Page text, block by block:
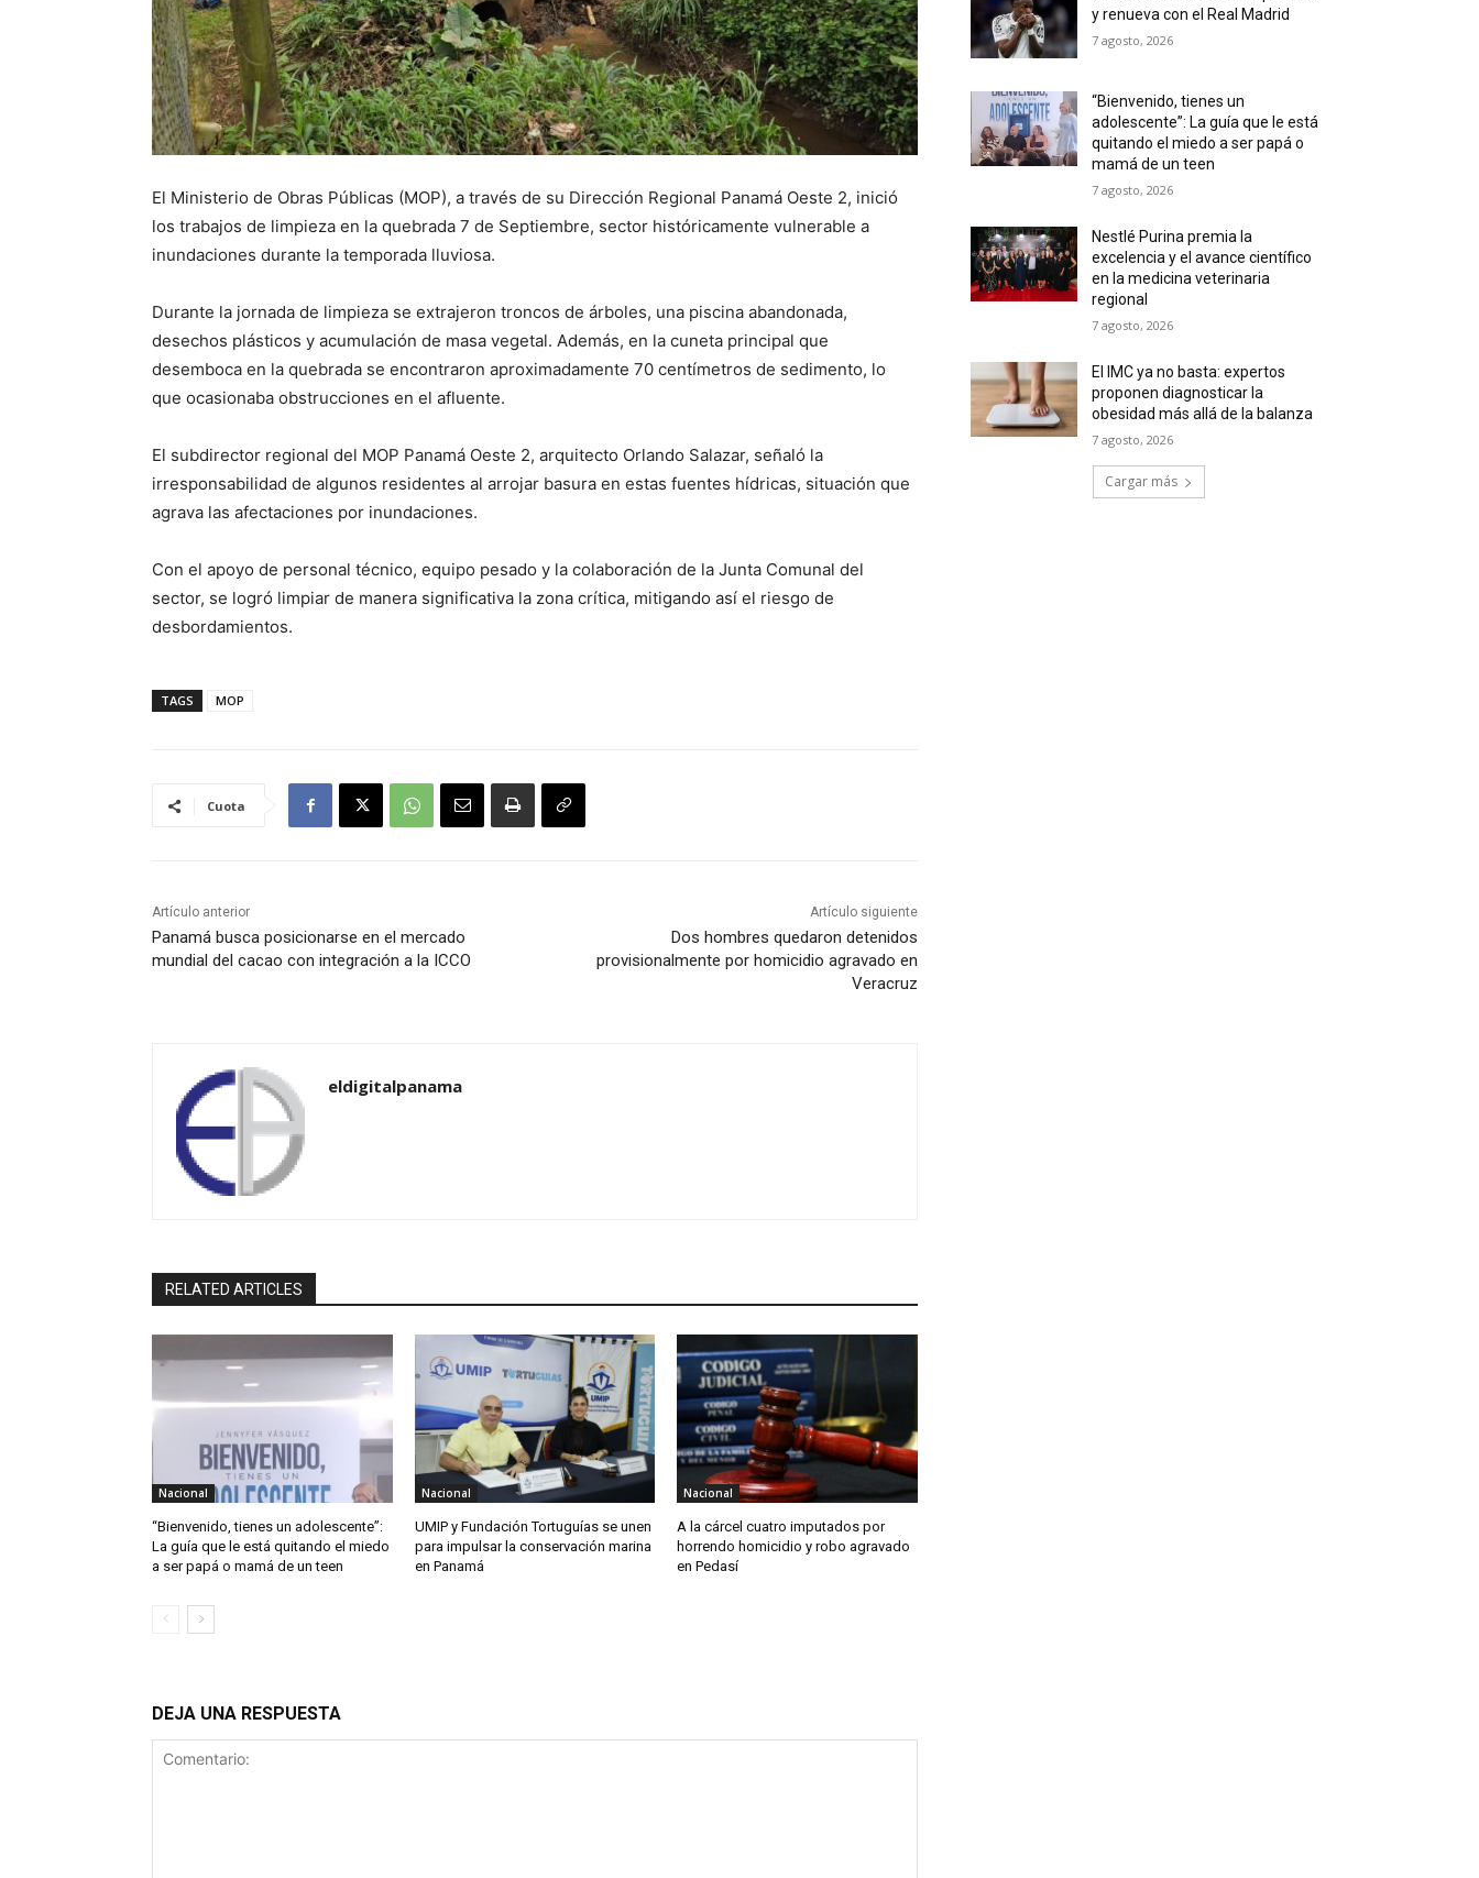
El Ministerio de Obras Públicas (MOP), a través de su Dirección Regional Panamá Oeste 2, inició
los trabajos de limpieza en la quebrada 7 de Septiembre, sector históricamente vulnerable a
inundaciones durante la temporada lluviosa.
Durante la jornada de limpieza se extrajeron troncos de árboles, una piscina abandonada,
desechos plásticos y acumulación de masa vegetal. Además, en la cuneta principal que
desemboca en la quebrada se encontraron aproximadamente 70 centímetros de sedimento, lo
que ocasionaba obstrucciones en el afluente.
El subdirector regional del MOP Panamá Oeste 2, arquitecto Orlando Salazar, señaló la
irresponsabilidad de algunos residentes al arrojar basura en estas fuentes hídricas, situación que
agrava las afectaciones por inundaciones.
Con el apoyo de personal técnico, equipo pesado y la colaboración de la Junta Comunal del
sector, se logró limpiar de manera significativa la zona crítica, mitigando así el riesgo de
desbordamientos.
TAGS MOP
Cuota
Artículo anterior
Panamá busca posicionarse en el mercado
mundial del cacao con integración a la ICCO
Artículo siguiente
Dos hombres quedaron detenidos
provisionalmente por homicidio agravado en
Veracruz
eldigitalpanama
RELATED ARTICLES
Nacional
“Bienvenido, tienes un adolescente”:
La guía que le está quitando el miedo
a ser papá o mamá de un teen
Nacional
UMIP y Fundación Tortuguías se unen
para impulsar la conservación marina
en Panamá
Nacional
A la cárcel cuatro imputados por
horrendo homicidio y robo agravado
en Pedasí
DEJA UNA RESPUESTA
y renueva con el Real Madrid
7 agosto, 2026
“Bienvenido, tienes un
adolescente”: La guía que le está
quitando el miedo a ser papá o
mamá de un teen
7 agosto, 2026
Nestlé Purina premia la
excelencia y el avance científico
en la medicina veterinaria
regional
7 agosto, 2026
El IMC ya no basta: expertos
proponen diagnosticar la
obesidad más allá de la balanza
7 agosto, 2026
Cargar más